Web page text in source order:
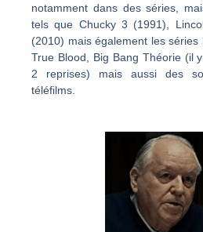
notamment dans des séries,
tels que Chucky 3 (1991),
(2010) mais également les séries
True Blood, Big Bang Théorie (il
2 reprises) mais aussi des
téléfilms.